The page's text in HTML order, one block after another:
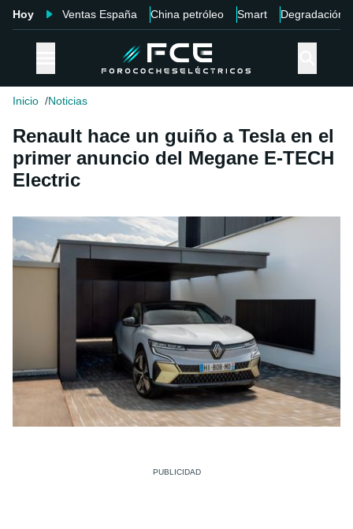
Hoy Ventas España China petróleo Smart Degradación
Inicio Noticias
Renault hace un guiño a Tesla en el
primer anuncio del Megane E-TECH
Electric